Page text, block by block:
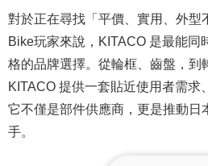
對於正在尋找「平價、實用、外型
Bike玩家來說，KITACO 是最能同
格的品牌選擇。從輪框、齒盤，到
KITACO 提供一套貼近使用者需求
它不僅是部件供應商，更是推動日
手。